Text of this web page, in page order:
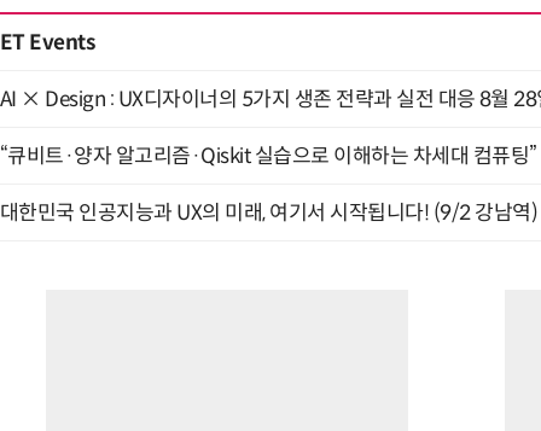
ET Events
AI × Design : UX디자이너의 5가지 생존 전략과 실전 대응 8월
“큐비트·양자 알고리즘·Qiskit 실습으로 이해하는 차세대 컴퓨팅
대한민국 인공지능과 UX의 미래, 여기서 시작됩니다! (9/2 강남역)